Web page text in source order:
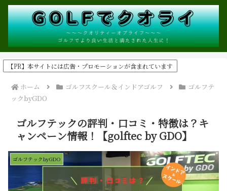
【PR】本サイトには広告・プロモーションが含まれています
ホーム ゴルフスクール＆インドアゴルフ
ゴルフテ
ックbyGDO
ゴルフテックの評判・口コミ・特徴は？キ
ャンペーン情報！【golftec by GDO】
ゴルフテックbyGDO